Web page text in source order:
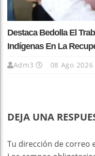
Destaca Bedolla El
Indígenas En La
Adm3 08 Ago 2026
DEJA UNA
Tu dirección de correo